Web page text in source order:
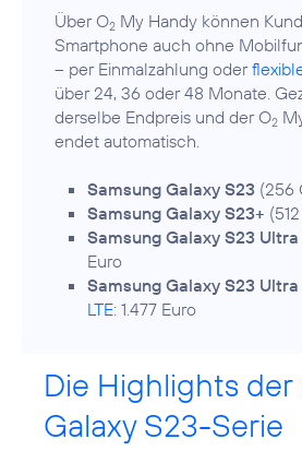
Über O2 My Handy können
Smartphone auch ohne
– per Einmalzahlung oder
über 24, 36 oder 48 Monate.
derselbe Endpreis und der O2
endet automatisch.
Samsung Galaxy S23 (256
Samsung Galaxy S23+
Samsung Galaxy S23 Ultra
Euro
Samsung Galaxy S23 Ultra
LTE: 1.477 Euro
Die Highlights der
Galaxy S23-Serie